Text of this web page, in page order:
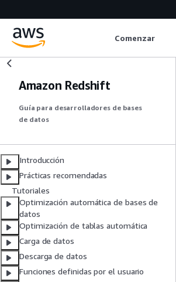
Comenzar
Amazon Redshift
Guía para desarrolladores de bases
de datos
Introducción
Prácticas recomendadas
Tutoriales
Optimización automática de bases de
datos
Optimización de tablas automática
Carga de datos
Descarga de datos
Funciones definidas por el usuario